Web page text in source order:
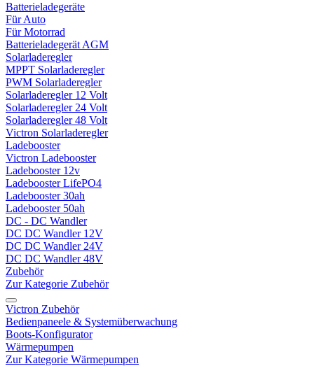
Batterieladegeräte
Für Auto
Für Motorrad
Batterieladegerät AGM
Solarladeregler
MPPT Solarladeregler
PWM Solarladeregler
Solarladeregler 12 Volt
Solarladeregler 24 Volt
Solarladeregler 48 Volt
Victron Solarladeregler
Ladebooster
Victron Ladebooster
Ladebooster 12v
Ladebooster LifePO4
Ladebooster 30ah
Ladebooster 50ah
DC - DC Wandler
DC DC Wandler 12V
DC DC Wandler 24V
DC DC Wandler 48V
Zubehör
Zur Kategorie Zubehör
Victron Zubehör
Bedienpaneele & Systemüberwachung
Boots-Konfigurator
Wärmepumpen
Zur Kategorie Wärmepumpen